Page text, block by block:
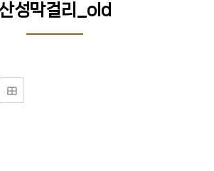
성막걸리_old